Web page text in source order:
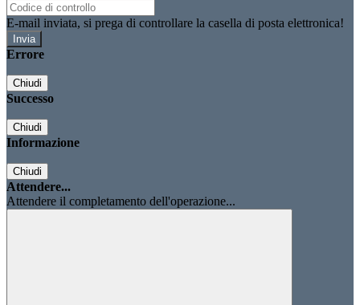
E-mail inviata, si prega di controllare la casella di posta elettronica!
Errore
Chiudi
Successo
Chiudi
Informazione
Chiudi
Attendere...
Attendere il completamento dell'operazione...